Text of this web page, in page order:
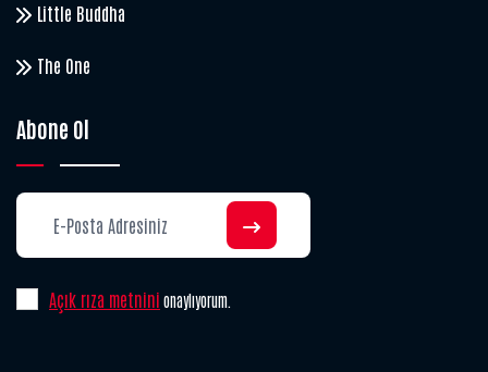
Little Buddha
The One
Abone Ol
Açık rıza metnini onaylıyorum.